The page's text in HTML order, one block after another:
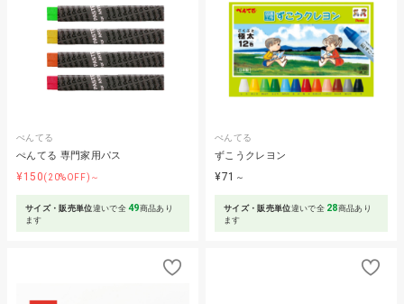
ぺんてる
ぺんてる 専門家用パス
¥150(20%OFF)～
サイズ・販売単位違いで全49商品あり
ます
ぺんてる
ずこうクレヨン
¥71 ～
サイズ・販売単位違いで全 28商品あり
ます